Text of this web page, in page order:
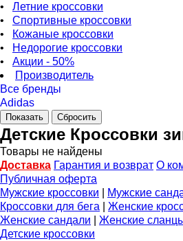
• Летние кроссовки
• Спортивные кроссовки
•
Кожаные кроссовки
•
Недорогие кроссовки
• Акции - 50%
Производитель
Все бренды
Adidas
Детские Кроссовки
Товары не найдены
Доставка Гарантия и возврат О
Публичная оферта
Мужские кроссовки
Мужские
Кроссовки для бега
Женские
Женские сандали
Женские
Детские кроссовки